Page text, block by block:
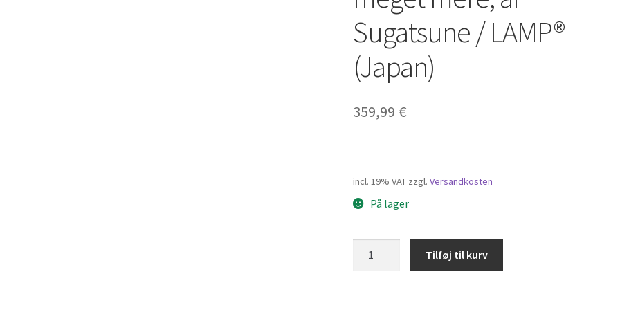
Sugatsune / LAMP®
(Japan)
359,99 €
incl. 19% VAT zzgl.Versandkosten
På lager
Tilføj til kurv